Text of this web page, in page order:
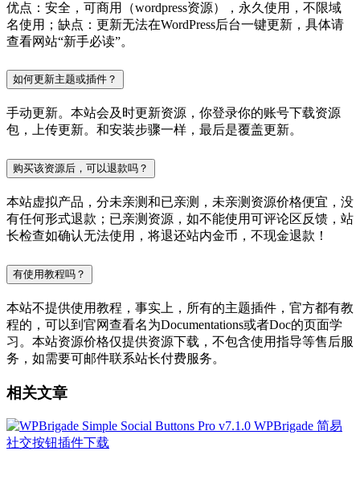
优点：安全，可商用（wordpress资源），永久使用，不限域
名使用；缺点：更新无法在WordPress后台一键更新，具体请
查看网站“新手必读”。
如何更新主题或插件？
手动更新。本站会及时更新资源，你登录你的账号下载资源
包，上传更新。和安装步骤一样，最后是覆盖更新。
购买该资源后，可以退款吗？
本站虚拟产品，分未亲测和已亲测，未亲测资源价格便宜，没
有任何形式退款；已亲测资源，如不能使用可评论区反馈，站
长检查如确认无法使用，将退还站内金币，不现金退款！
有使用教程吗？
本站不提供使用教程，事实上，所有的主题插件，官方都有教
程的，可以到官网查看名为Documentations或者Doc的页面学
习。本站资源价格仅提供资源下载，不包含使用指导等售后服
务，如需要可邮件联系站长付费服务。
相关文章